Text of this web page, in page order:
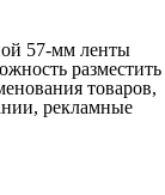
57‑мм ленты
разместить
товаров,
рекламные